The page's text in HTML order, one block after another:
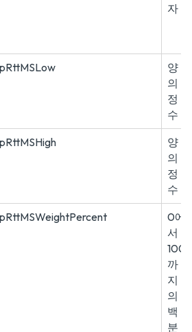
자
양
의
정
수
양
의
정
수
0에
서
100
까
지
의
백
분